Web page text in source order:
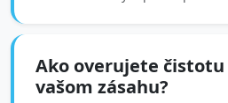
Ako overujete
vašom zásahu?